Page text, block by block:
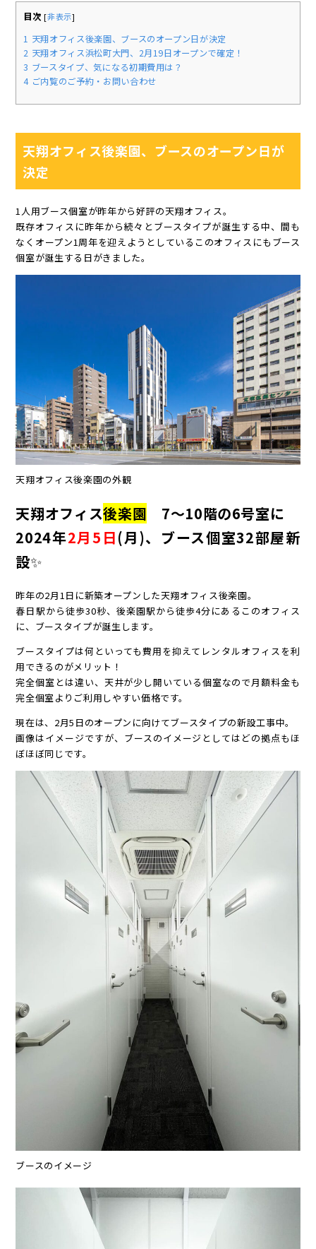
目次 [非表示]
1 天翔オフィス後楽園、ブースのオープン日が決定
2 天翔オフィス浜松町大門、2月19日オープンで確定！
3 ブースタイプ、気になる初期費用は？
4 ご内覧のご予約・お問い合わせ
天翔オフィス後楽園、ブースのオープン日が
決定
1人用ブース個室が昨年から好評の天翔オフィス。
既存オフィスに昨年から続々とブースタイプが誕生する中、間も
なくオープン1周年を迎えようとしているこのオフィスにもブース
個室が誕生する日がきました。
天翔オフィス後楽園の外観
天翔オフィス後楽園 7～10階の6号室に
2024年2月5日(月)、ブース個室32部屋新
設✨
昨年の2月1日に新築オープンした天翔オフィス後楽園。
春日駅から徒歩30秒、後楽園駅から徒歩4分にあるこのオフィス
に、ブースタイプが誕生します。
ブースタイプは何といっても費用を抑えてレンタルオフィスを利
用できるのがメリット！
完全個室とは違い、天井が少し開いている個室なので月額料金も
完全個室よりご利用しやすい価格です。
現在は、2月5日のオープンに向けてブースタイプの新設工事中。
画像はイメージですが、ブースのイメージとしてはどの拠点もほ
ぼほぼ同じです。
ブースのイメージ